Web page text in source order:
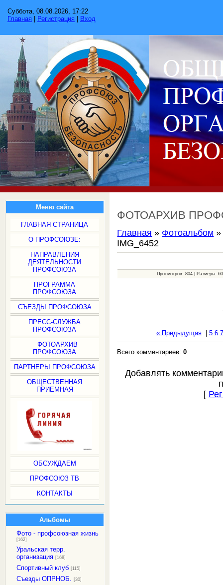
Суббота, 08.08.2026, 17:22
Главная
Регистрация Вход
Меню сайта
ГЛАВНАЯ СТРАНИЦА
О ПРОФСОЮЗЕ:
НАПРАВЛЕНИЯ
ДЕЯТЕЛЬНОСТИ
ПРОФСОЮЗА
ПРОГРАММА
ПРОФСОЮЗА
СЪЕЗДЫ ПРОФСОЮЗА
ПРЕСС-СЛУЖБА
ПРОФСОЮЗА
ФОТОАРХИВ
ПРОФСОЮЗА
ПАРТНЕРЫ ПРОФСОЮЗА
ОБЩЕСТВЕННАЯ
ПРИЕМНАЯ
ОБСУЖДАЕМ
ПРОФСОЮЗ ТВ
КОНТАКТЫ
Альбомы
Фото - профсоюзная жизнь
[162]
Уральская терр.
организация [168]
Спортивный клуб [115]
Съезды ОПРНОБ. [30]
ФОТОАРХИВ
Главная » Фотоальбом
IMG_6452
Просмотров: 804 | Размеры:
« Предыдущая| 5 6 7
Всего комментариев:0
Добавлять
[